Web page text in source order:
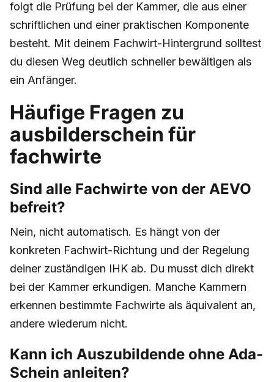
folgt die Prüfung bei der Kammer, die aus einer
schriftlichen und einer praktischen Komponente
besteht. Mit deinem Fachwirt-Hintergrund solltest
du diesen Weg deutlich schneller bewältigen als
ein Anfänger.
Häufige Fragen zu
ausbilderschein für
fachwirte
Sind alle Fachwirte von der AEVO
befreit?
Nein, nicht automatisch. Es hängt von der
konkreten Fachwirt-Richtung und der Regelung
deiner zuständigen IHK ab. Du musst dich direkt
bei der Kammer erkundigen. Manche Kammern
erkennen bestimmte Fachwirte als äquivalent an,
andere wiederum nicht.
Kann ich Auszubildende ohne Ada-
Schein anleiten?